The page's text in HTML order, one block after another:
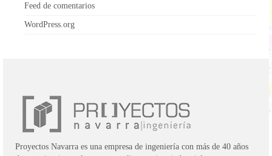
Feed de comentarios
WordPress.org
Proyectos Navarra es una empresa de ingeniería con más de 40 años